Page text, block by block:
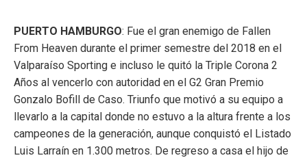
PUERTO HAMBURGO: Fue el gran enemigo de Fallen
From Heaven durante el primer semestre del 2018 en el
Valparaíso Sporting e incluso le quitó la Triple Corona 2
Años al vencerlo con autoridad en el G2 Gran Premio
Gonzalo Bofill de Caso. Triunfo que motivó a su equipo a
llevarlo a la capital donde no estuvo a la altura frente a los
campeones de la generación, aunque conquistó el Listado
Luis Larraín en 1.300 metros. De regreso a casa el hijo de